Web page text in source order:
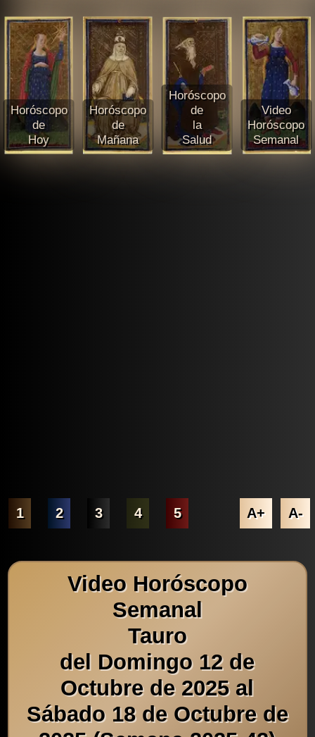
Horóscopo
de
Hoy
Horóscopo
de
Mañana
Horóscopo
de
la
Salud
Video
Horóscopo
Semanal
1 2 3 4 5 A+ A-
Video Horóscopo
Semanal
Tauro
del Domingo 12 de
Octubre de 2025 al
Sábado 18 de Octubre de